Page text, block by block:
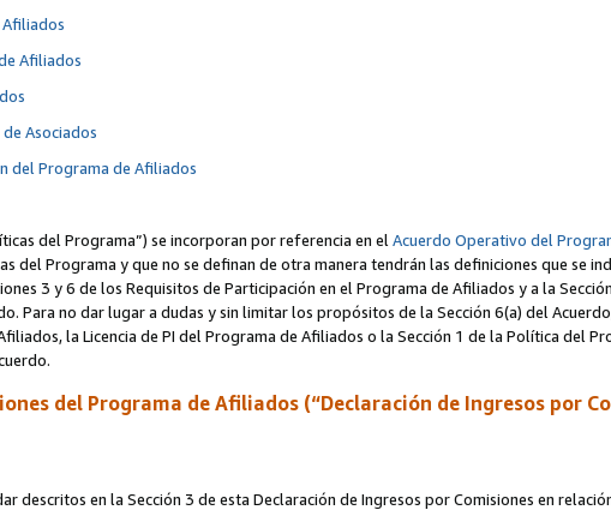
Afiliados
Asociados
del Programa de Afiliados
del Programa”) se incorporan por referencia en elAcuerdo Operativo del
del Programa y que no se definan de otra manera tendrán las definiciones que se
3 y 6 de los Requisitos de Participación en el Programa de Afiliados y a la
Para no dar lugar a dudas y sin limitar los propósitos de la Sección 6(a) del
la Licencia de PI del Programa de Afiliados o la Sección 1 de la Política del
del Programa de Afiliados (“Declaración de Ingresos por
descritos en la Sección 3 de esta Declaración de Ingresos por Comisiones en